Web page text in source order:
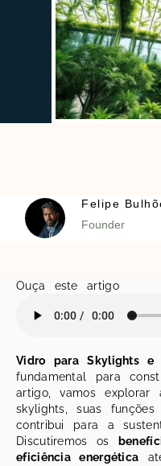
Felipe
Founder
Ouça este artigo
Vidro para Skylights e
fundamental para
artigo, vamos explorar
skylights, suas
contribui para a
Discutiremos os
eficiência energética